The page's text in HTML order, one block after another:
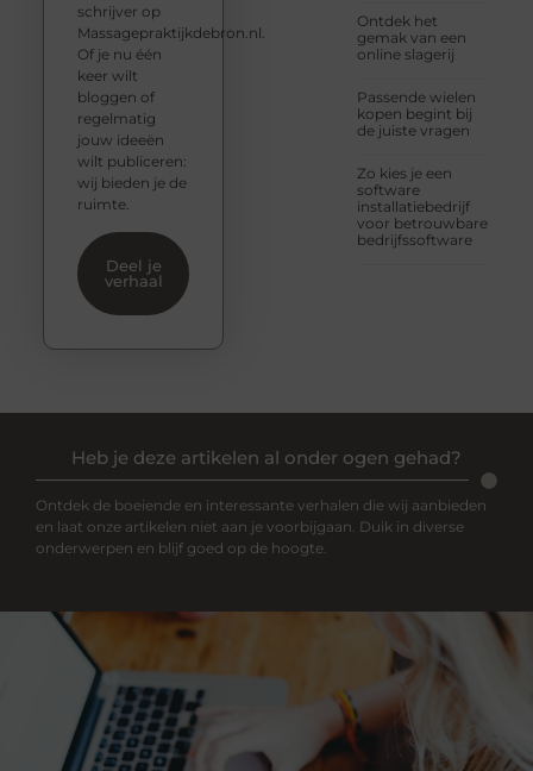
Ontdek het
gemak van een
online slagerij
Passende wielen
kopen begint bij
de juiste vragen
Zo kies je een
software
installatiebedrijf
voor betrouwbare
bedrijfssoftware
schrijver op
Massagepraktijkdebron.nl.
Of je nu één
keer wilt
bloggen of
regelmatig
jouw ideeën
wilt publiceren:
wij bieden je de
ruimte.
Deel je
verhaal
Heb je deze artikelen al onder ogen gehad?
Ontdek de boeiende en interessante verhalen die wij aanbieden
en laat onze artikelen niet aan je voorbijgaan. Duik in diverse
onderwerpen en blijf goed op de hoogte.